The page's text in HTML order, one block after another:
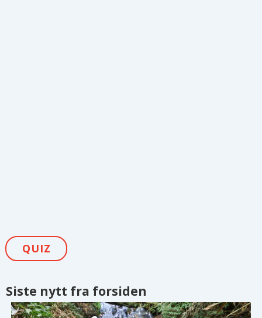
QUIZ
Siste nytt fra forsiden